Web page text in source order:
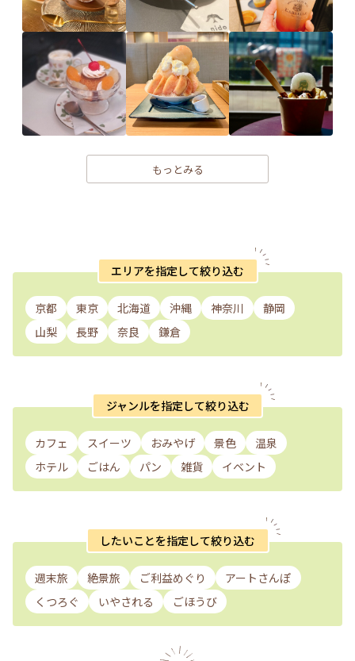
もっとみる
エリアを指定して絞り込む
京都 東京 北海道 沖縄 神奈川
静岡
山梨
長野 奈良 鎌倉
ジャンルを指定して絞り込む
カフェ スイーツ おみやげ 景色
温泉
ホテル
ごはん パン 雑貨 イベント
したいことを指定して絞り込む
週末旅 絶景旅 ご利益めぐり
アートさんぽ
くつろぐ
いやされる ごほうび